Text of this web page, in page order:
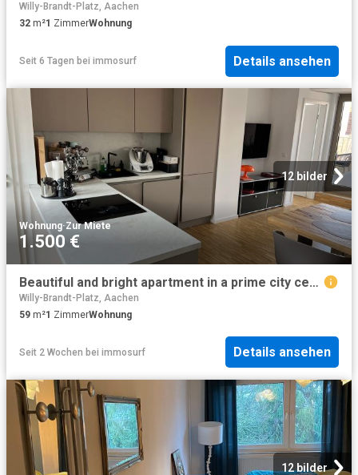
Willy-Brandt-Platz, Aachen
32 m²1 ZimmerWohnung
Seit 6 Tagen bei immosurf Details ansehen
12 bilder
Wohnung·Zur Miete
1.500 €
Beautiful and bright apartment in a prime city center location, Aachen Amsterdam Apartments for Rent
Willy-Brandt-Platz, Aachen
59 m²1 ZimmerWohnung
Seit 2 Wochen bei immosurf Details ansehen
12 bilder